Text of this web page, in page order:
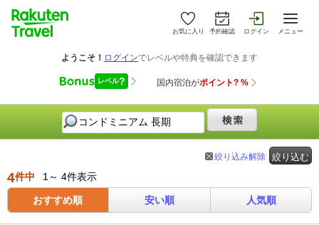
お気に入り 予約確認 ログイン メニュー
絞り込む
絞り込み解除
4件中 1～ 4件表示
おすすめ順 安い順 人気順